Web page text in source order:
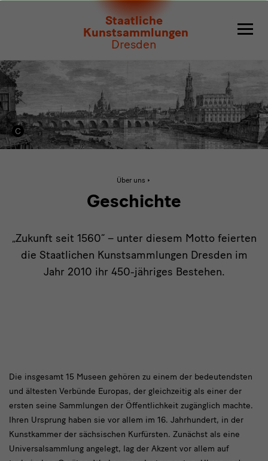
Staatliche
Kunstsammlungen
Dresden
Über uns
Geschichte
„Zukunft seit 1560“ – unter diesem Motto feierten
die Staatlichen Kunstsammlungen Dresden im
Jahr 2010 ihr 450-jähriges Bestehen.
Geschichte
Die insgesamt 15 Museen gehören zu einem der bedeutendsten
und ältesten Verbünde Europas, der gleichzeitig als einer der
ersten seine Sammlungen der Öffentlichkeit zugänglich machte.
Ihren Ursprung haben sie vor allem im 16. Jahrhundert, in der
Kunstkammer der sächsischen Kurfürsten. Zunächst als eine
Universalsammlung angelegt, lag der Akzent vor allem auf